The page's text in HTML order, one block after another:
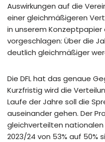
Auswirkungen auf die
einer gleichmäßigeren
in unserem
vorgeschlagen: Über die
deutlich gleichmäßiger
Die DFL hat das genaue
Kurzfristig wird die
Laufe der Jahre soll die
auseinander gehen. Der
gleichverteilten nationalen
2023/24 von 53% auf 50%